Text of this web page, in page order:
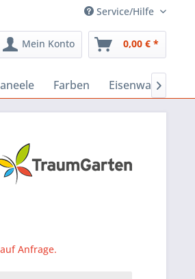
Service/Hilfe
Mein Konto 0,00 € *
Farben Eisenwaren

Anfrage.